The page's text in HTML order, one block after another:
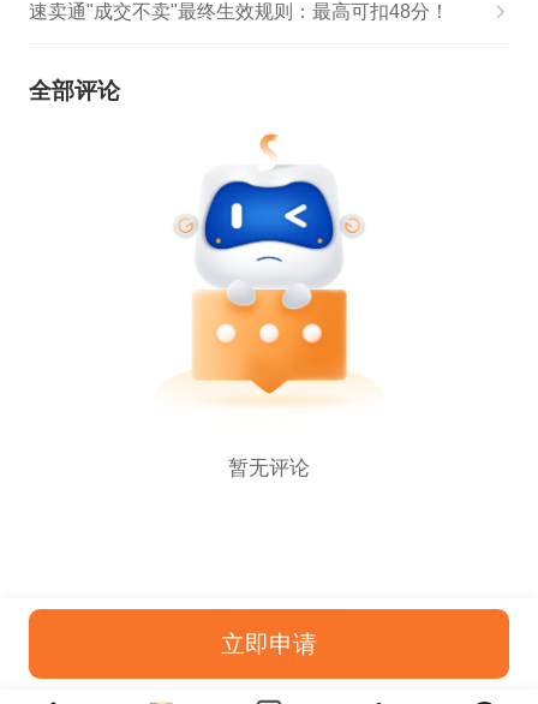
速卖通"成交不卖"最终生效规则：最高可扣48分！
全部评论
暂无评论
立即申请